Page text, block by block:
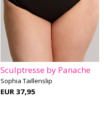
Sculptresse by Panache
Sophia Taillenslip
EUR 37,95